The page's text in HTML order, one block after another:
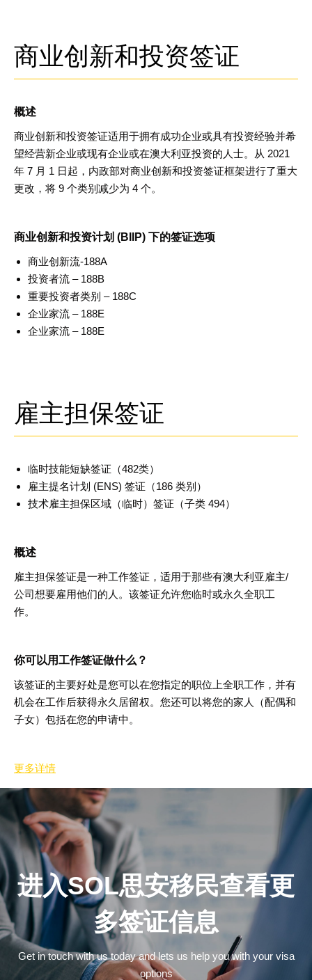
商业创新和投资签证
概述
商业创新和投资签证适用于拥有成功企业或具有投资经验并希
望经营新企业或现有企业或在澳大利亚投资的人士。从 2021
年 7 月 1 日起，内政部对商业创新和投资签证框架进行了重大
更改，将 9 个类别减少为 4 个。
商业创新和投资计划 (BIIP) 下的签证选项
商业创新流-188A
投资者流 – 188B
重要投资者类别 – 188C
企业家流 – 188E
企业家流 – 188E
雇主担保签证
临时技能短缺签证（482类）
雇主提名计划 (ENS) 签证（186 类别 ）
技术雇主担保区域（临时）签证（子类 494）
概述
雇主担保签证是一种工作签证，适用于那些有澳大利亚雇主/
公司想要雇用他们的人。该签证允许您临时或永久全职工
作。
你可以用工作签证做什么 ？
该签证的主要好处是您可以在您指定的职位上全职工作，并有
机会在工作后获得永久居留权。您还可以将您的家人（配偶和
子女）包括在您的申请中 。
更多详情
进入SOL思安移民查看更
多签证信息
Get in touch with us today and lets us help you with your visa
options